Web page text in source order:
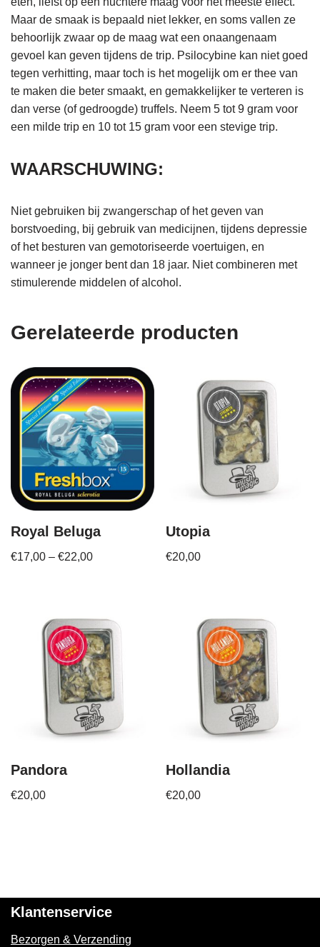
Maar de smaak is bepaald niet lekker, en soms vallen ze
behoorlijk zwaar op de maag wat een onaangenaam
gevoel kan geven tijdens de trip. Psilocybine kan niet goed
tegen verhitting, maar toch is het mogelijk om er thee van
te maken die beter smaakt, en gemakkelijker te verteren is
dan verse (of gedroogde) truffels. Neem 5 tot 9 gram voor
een milde trip en 10 tot 15 gram voor een stevige trip.
WAARSCHUWING:
Niet gebruiken bij zwangerschap of het geven van
borstvoeding, bij gebruik van medicijnen, tijdens depressie
of het besturen van gemotoriseerde voertuigen, en
wanneer je jonger bent dan 18 jaar. Niet combineren met
stimulerende middelen of alcohol.
Gerelateerde producten
Royal Beluga
€17,00 – €22,00
Utopia
€20,00
Pandora
€20,00
Hollandia
€20,00
Klantenservice
Bezorgen & Verzending